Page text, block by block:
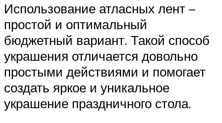
Использование атласных лент –
простой и оптимальный
бюджетный вариант. Такой способ
украшения отличается довольно
простыми действиями и помогает
создать яркое и уникальное
украшение праздничного стола.